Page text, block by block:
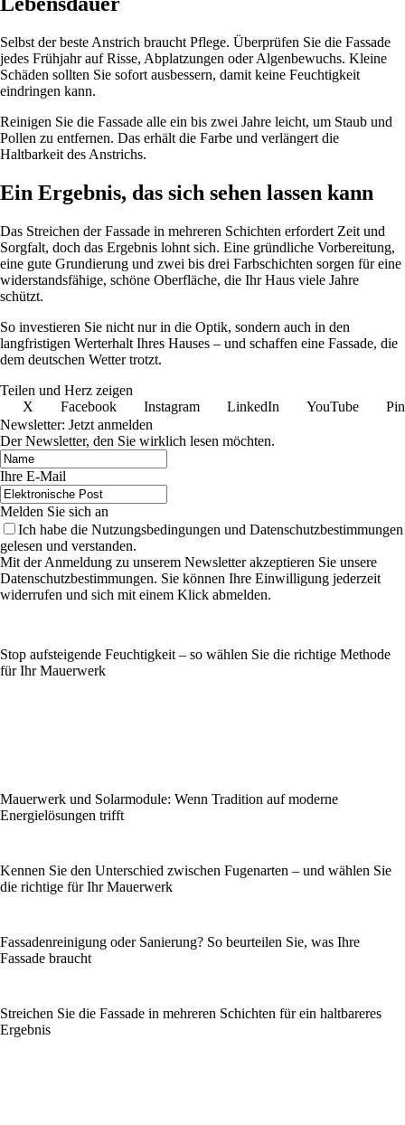
Selbst der beste Anstrich braucht Pflege. Überprüfen Sie die Fassade
jedes Frühjahr auf Risse, Abplatzungen oder Algenbewuchs. Kleine
Schäden sollten Sie sofort ausbessern, damit keine Feuchtigkeit
eindringen kann.
Reinigen Sie die Fassade alle ein bis zwei Jahre leicht, um Staub und
Pollen zu entfernen. Das erhält die Farbe und verlängert die
Haltbarkeit des Anstrichs.
Ein Ergebnis, das sich sehen lassen kann
Das Streichen der Fassade in mehreren Schichten erfordert Zeit und
Sorgfalt, doch das Ergebnis lohnt sich. Eine gründliche Vorbereitung,
eine gute Grundierung und zwei bis drei Farbschichten sorgen für eine
widerstandsfähige, schöne Oberfläche, die Ihr Haus viele Jahre
schützt.
So investieren Sie nicht nur in die Optik, sondern auch in den
langfristigen Werterhalt Ihres Hauses – und schaffen eine Fassade, die
dem deutschen Wetter trotzt.
Teilen und Herz zeigen
X
Facebook Instagram LinkedIn YouTube
Newsletter: Jetzt anmelden
Der Newsletter, den Sie wirklich lesen möchten.
Ihre E-Mail
Melden Sie sich an
Ich habe die Nutzungsbedingungen und Datenschutzbestimmungen
gelesen und verstanden.
Mit der Anmeldung zu unserem Newsletter akzeptieren Sie unsere
Datenschutzbestimmungen. Sie können Ihre Einwilligung jederzeit
widerrufen und sich mit einem Klick abmelden.
Stop aufsteigende Feuchtigkeit – so wählen Sie die richtige Methode
für Ihr Mauerwerk
Mauerwerk und Solarmodule: Wenn Tradition auf moderne
Energielösungen trifft
Kennen Sie den Unterschied zwischen Fugenarten – und wählen Sie
die richtige für Ihr Mauerwerk
Fassadenreinigung oder Sanierung? So beurteilen Sie, was Ihre
Fassade braucht
Streichen Sie die Fassade in mehreren Schichten für ein haltbareres
Ergebnis